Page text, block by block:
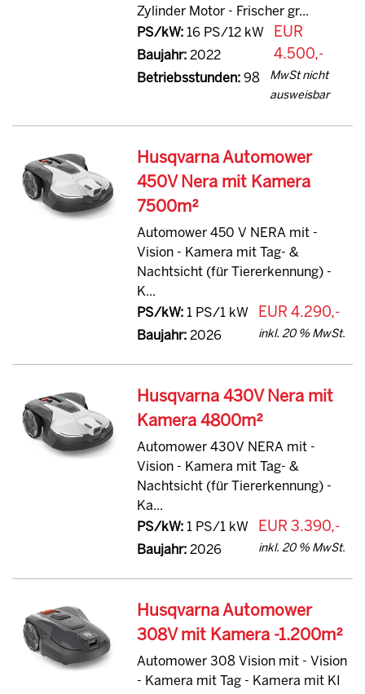
Zylinder Motor - Frischer gr...
PS/kW:16 PS/12 kW
Baujahr:2022
Betriebsstunden:98
EUR
4.500,-
MwSt nicht
ausweisbar
Husqvarna Automower
450V Nera mit Kamera
7500m²
Automower 450 V NERA mit -
Vision - Kamera mit Tag- &
Nachtsicht (für Tiererkennung) -
K...
PS/kW:1 PS/1 kW
Baujahr:2026
EUR 4.290,-
inkl. 20 % MwSt.
Husqvarna 430V Nera mit
Kamera 4800m²
Automower 430V NERA mit -
Vision - Kamera mit Tag- &
Nachtsicht (für Tiererkennung) -
Ka...
PS/kW:1 PS/1 kW
Baujahr:2026
EUR 3.390,-
inkl. 20 % MwSt.
Husqvarna Automower
308V mit Kamera -1.200m²
Automower 308 Vision mit - Vision
- Kamera mit Tag - Kamera mit KI